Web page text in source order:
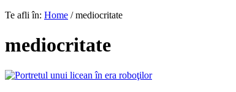
Te afli în: Home / mediocritate
mediocritate